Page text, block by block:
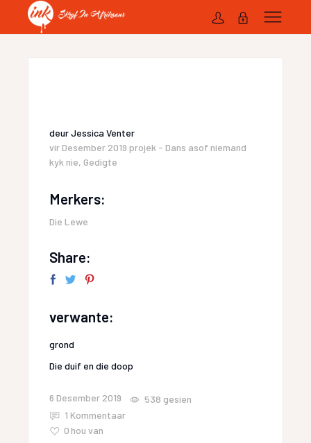
deurJessica Venter
vir Desember 2019 projek - Dans asof niemand
kyk nie, Gedigte
Merkers:
Die Lewe
Share:
verwante:
grond
Die duif en die doop
6 Desember 2019 538 gesien
1 Kommentaar
0 hou van